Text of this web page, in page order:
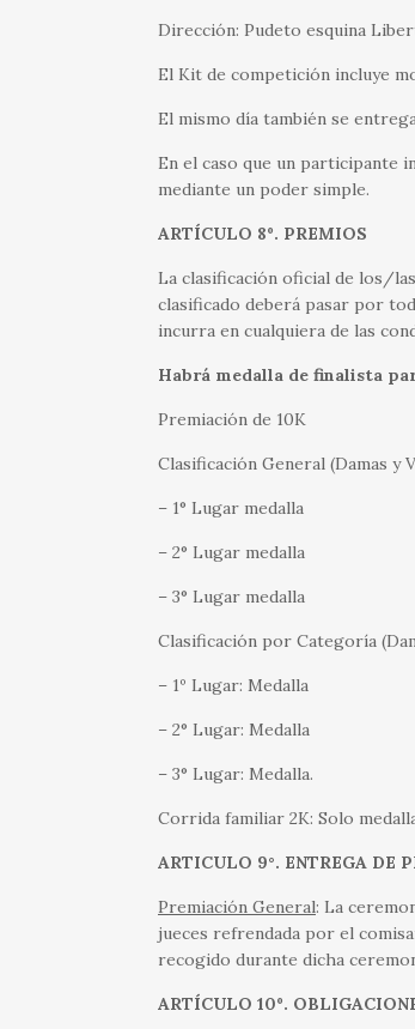
Dirección: Pudeto esquina
El Kit de competición incluye
El mismo día también se
En el caso que un participante
mediante un poder simple.
ARTÍCULO 8º. PREMIOS
La clasificación oficial de los/
clasificado deberá pasar por
incurra en cualquiera de las
Habrá medalla de finalista
Premiación de 10K
Clasificación General (Damas y
– 1° Lugar medalla
– 2° Lugar medalla
– 3° Lugar medalla
Clasificación por Categoría
– 1º Lugar: Medalla
– 2° Lugar: Medalla
– 3° Lugar: Medalla.
Corrida familiar 2K: Solo
ARTICULO 9°. ENTREGA DE
Premiación General: La
jueces refrendada por el
recogido durante dicha
ARTÍCULO 10º.